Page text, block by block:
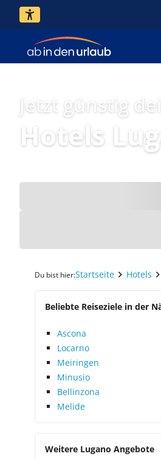
Jetzt günstig
Hotels
Du bist hier:Startseite Hotels
Beliebte Reiseziele in der
Ascona
Locarno
Meiringen
Minusio
Bellinzona
Melide
Weitere Lugano Angebote